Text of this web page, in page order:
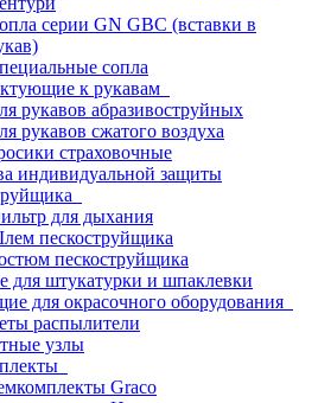
серии GN GBC (вставки в
сопла
к рукавам
рукавов абразивоструйных
рукавов сжатого воздуха
страховочные
индивидуальной защиты
для дыхания
пескоструйщика
пескоструйщика
для штукатурки и шпаклевки
для окрасочного оборудования
распылители
узлы
Graco